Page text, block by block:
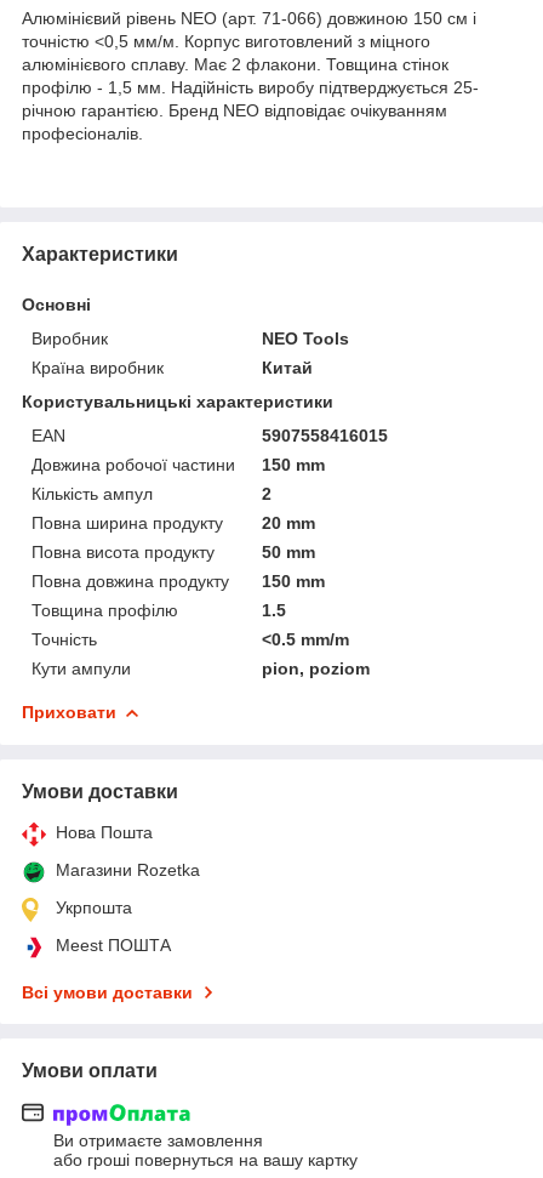
Алюмінієвий рівень NEO (арт. 71-066) довжиною 150 см і
точністю <0,5 мм/м. Корпус виготовлений з міцного
алюмінієвого сплаву. Має 2 флакони. Товщина стінок
профілю - 1,5 мм. Надійність виробу підтверджується 25-
річною гарантією. Бренд NEO відповідає очікуванням
професіоналів.
Характеристики
Основні
Виробник
NEO Tools
Країна виробник
Китай
Користувальницькі характеристики
EAN
5907558416015
Довжина робочої частини
150 mm
Кількість ампул
2
Повна ширина продукту
20 mm
Повна висота продукту
50 mm
Повна довжина продукту
150 mm
Товщина профілю
1.5
Точність
<0.5 mm/m
Кути ампули
pion, poziom
Приховати
Умови доставки
Нова Пошта
Магазини Rozetka
Укрпошта
Meest ПОШТА
Всі умови доставки
Умови оплати
Ви отримаєте замовлення
або гроші повернуться на вашу картку